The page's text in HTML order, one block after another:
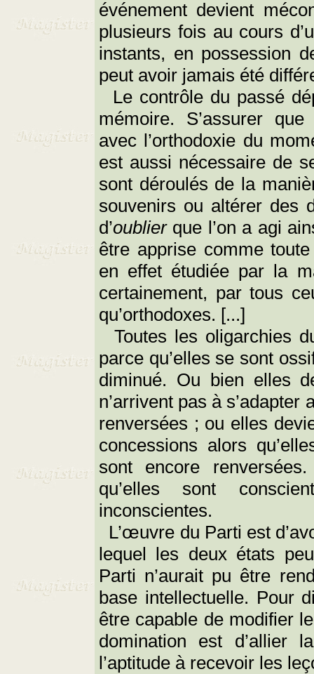
événement devient
plusieurs fois au cours
instants, en possession
peut avoir jamais été
Le contrôle du passé
mémoire. S’assurer
avec l’orthodoxie du
est aussi nécessaire de
sont déroulés de la
souvenirs ou altérer des
d’oublier que l’on a agi
être apprise comme
en effet étudiée par la
certainement, par tous
qu’orthodoxes. [...]
Toutes les oligarchies
parce qu’elles se sont
diminué. Ou bien elles
n’arrivent pas à
renversées ; ou elles
concessions alors
sont encore
qu’elles sont
inconscientes.
L’œuvre du Parti est
lequel les deux états
Parti n’aurait pu être
base intellectuelle. Pour
être capable de modifier
domination est d’allier
l’aptitude à recevoir les